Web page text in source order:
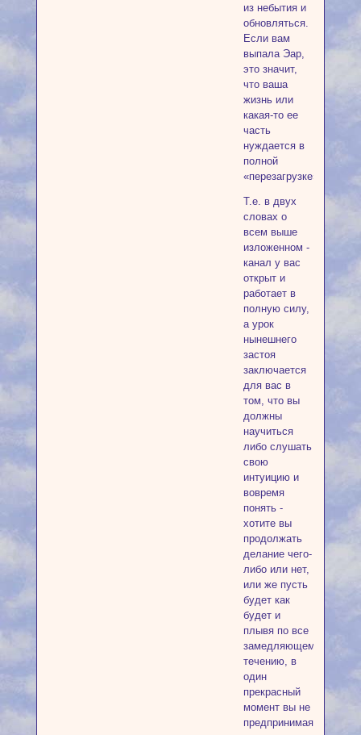
из небытия и
обновляться.
Если вам
выпала Эар,
это значит,
что ваша
жизнь или
какая-то ее
часть
нуждается в
полной
«перезагрузке».
Т.е. в двух
словах о
всем выше
изложенном -
канал у вас
открыт и
работает в
полную силу,
а урок
нынешнего
застоя
заключается
для вас в
том, что вы
должны
научиться
либо слушать
свою
интуицию и
вовремя
понять -
хотите вы
продолжать
делание чего-
либо или нет,
или же пусть
будет как
будет и
плывя по все
замедляющемуся
течению, в
один
прекрасный
момент вы не
предпринимая